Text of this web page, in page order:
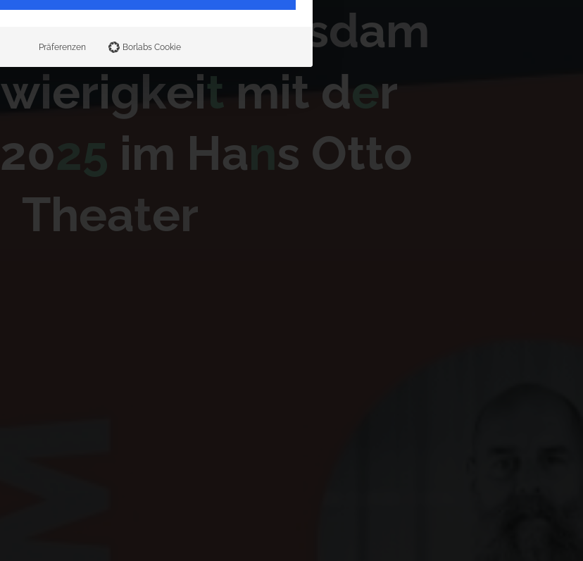
präch i sdam
wierigkeit mit der
20 im Ha s Otto
Theater
Präferenzen Borlabs Cookie